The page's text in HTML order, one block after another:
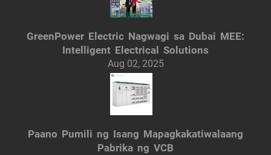
GreenPower Electric Nagwagi sa Dubai MEE:
Intelligent Electrical Solutions
Aug 02, 2025
Paano Pumili ng Isang Mapagkakatiwalaang
Pabrika ng VCB